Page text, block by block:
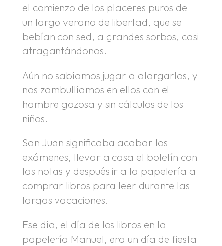
el comienzo de los placeres puros de
un largo verano de libertad, que se
bebían con sed, a grandes sorbos, casi
atragantándonos.
Aún no sabíamos jugar a alargarlos, y
nos zambullíamos en ellos con el
hambre gozosa y sin cálculos de los
niños.
San Juan significaba acabar los
exámenes, llevar a casa el boletín con
las notas y después ir a la papelería a
comprar libros para leer durante las
largas vacaciones.
Ese día, el día de los libros en la
papelería Manuel, era un día de fiesta